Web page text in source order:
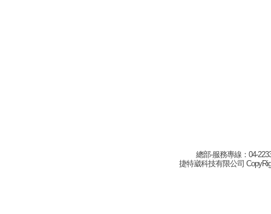
總部-服務專線：04-
捷特崴科技有限公司